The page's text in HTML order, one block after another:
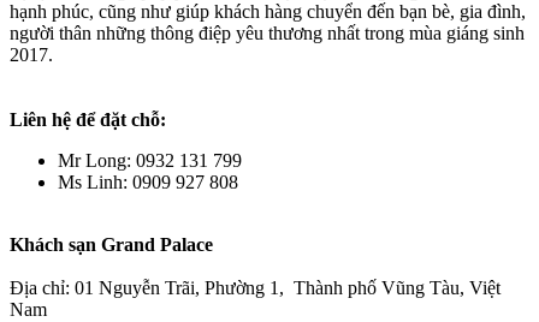
hạnh phúc, cũng như giúp khách hàng chuyển đến bạn bè, gia đình,
người thân những thông điệp yêu thương nhất trong mùa giáng sinh
2017.
Liên hệ để đặt chỗ:
Mr Long: 0932 131 799
Ms Linh: 0909 927 808
Khách sạn Grand Palace
Địa chỉ: 01 Nguyễn Trãi, Phường 1, Thành phố Vũng Tàu, Việt
Nam